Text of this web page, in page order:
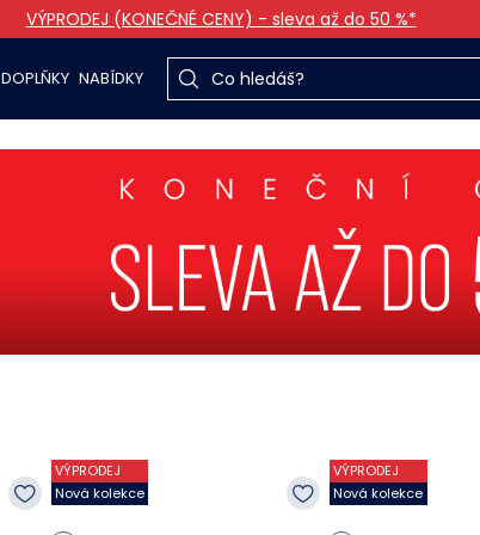
VÝPRODEJ (KONEČNÉ CENY) - sleva až do 50 %*
DOPLŇKY NABÍDKY
VÝPRODEJ
Nová kolekce
VÝPRODEJ
Nová kolekce